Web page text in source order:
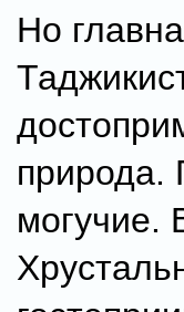
Но
природа.
могучие.